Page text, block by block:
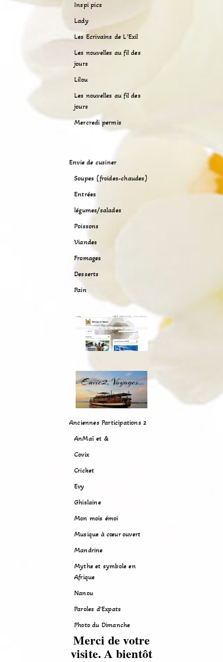
Inspi pics
Lady
Les Ecrivains de L’Exil
Les nouvelles au fil des
jours
Lilou
Les nouvelles au fil des
jours
Mercredi permis
Envie de cusiner
Soupes (froides-chaudes)
Entrées
légumes/salades
Poissons
Viandes
Fromages
Desserts
Pain
Anciennes Participations 2
AnMaï et &
Covix
Cricket
Evy
Ghislaine
Mon mois émoi
Musique à cœur ouvert
Mandrine
Mythe et symbole en
Afrique
Nanou
Paroles d’Expats
Photo du Dimanche
Merci de votre
visite. A bientôt